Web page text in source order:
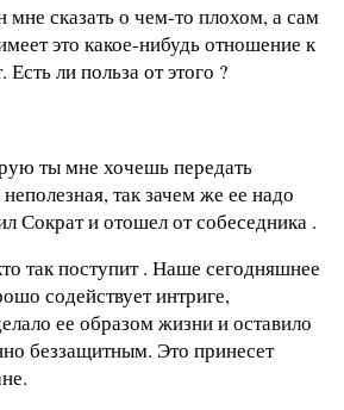
мне сказать о чем-то плохом, а сам
это какое-нибудь отношение к
Есть ли польза от этого ?
ты мне хочешь передать
так зачем же ее надо
Сократ и отошел от собеседника .
так поступит . Наше сегодняшнее
содействует интриге,
ее образом жизни и оставило
беззащитным. Это принесет